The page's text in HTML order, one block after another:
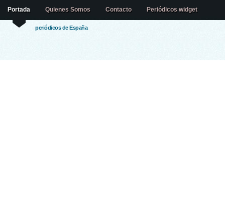
periódicos de España
Portada Quienes Somos Contacto Periódicos widget